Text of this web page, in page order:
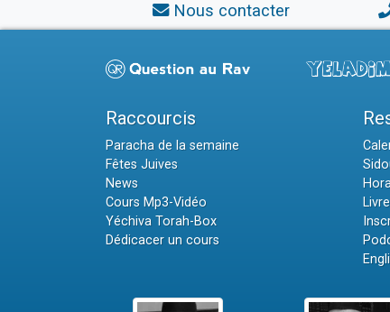
Nous contacter
Raccourcis
Paracha de la semaine
Fêtes Juives
News
Cours Mp3-Vidéo
Yéchiva Torah-Box
Dédicacer un cours